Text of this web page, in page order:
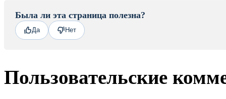
Была ли эта страница полезна?
Да Нет
Пользовательские